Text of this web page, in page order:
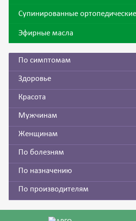
Супинированные
Эфирные масла
По симптомам
Здоровье
Красота
Мужчинам
Женщинам
По болезням
По назначению
По производителям